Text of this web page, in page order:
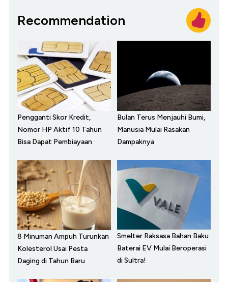
Recommendation
Pengganti Skor Kredit,
Nomor HP Aktif 10 Tahun
Bisa Dapat Pembiayaan
Bulan Terus Menjauhi Bumi,
Manusia Mulai Rasakan
Dampaknya
8 Minuman Ampuh Turunkan
Kolesterol Usai Pesta
Daging di Tahun Baru
Smelter Raksasa Bahan Baku
Baterai EV Mulai Beroperasi
di Sultra!